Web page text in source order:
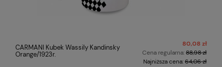
CARMANI Kubek Wassily Kandinsky
Orange/1923r.
80,08 zł
Cena regularna:88,98 zł
Najniższa cena:64,06 zł